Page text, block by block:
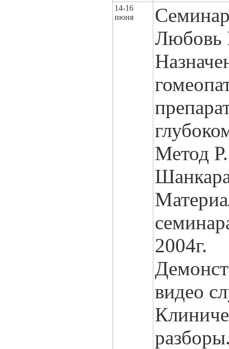
14-16
июня
Любовь
Метод Р.
2004г.
видео